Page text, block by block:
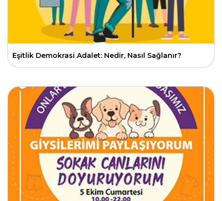
Eşitlik Demokrasi Adalet: Nedir, Nasıl Sağlanır?